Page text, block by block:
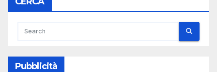
Pubblicità